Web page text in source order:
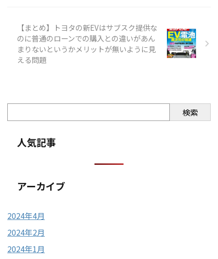
【まとめ】トヨタの新EVはサブスク提供な
のに普通のローンでの購入との違いがあん
まりないというかメリットが無いように見
える問題
検索
人気記事
アーカイブ
2024年4月
2024年2月
2024年1月